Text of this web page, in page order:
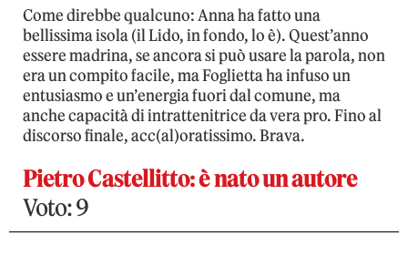
Come direbbe qualcuno: Anna ha fatto una
bellissima isola (il Lido, in fondo, lo è). Quest’anno
essere madrina, se ancora si può usare la parola, non
era un compito facile, ma Foglietta ha infuso un
entusiasmo e un’energia fuori dal comune, ma
anche capacità di intrattenitrice da vera pro. Fino al
discorso finale, acc(al)oratissimo. Brava.
Pietro Castellitto: è nato un autore
Voto: 9